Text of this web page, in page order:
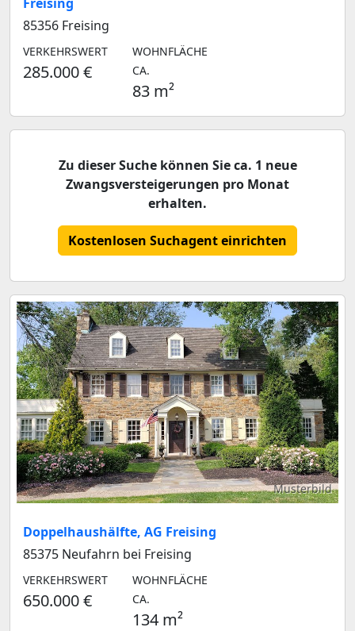
85356 Freising
VERKEHRSWERT
285.000 €
WOHNFLÄCHE
CA.
83 m²
Zu dieser Suche können Sie ca. 1 neue
Zwangsversteigerungen pro Monat
erhalten.
Kostenlosen Suchagent einrichten
Musterbild
Doppelhaushälfte, AG Freising
85375 Neufahrn bei Freising
VERKEHRSWERT
650.000 €
WOHNFLÄCHE
CA.
134 m²